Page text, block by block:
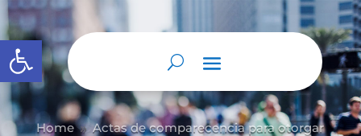
Abrir barra de herramientas
Home 9 Actas de comparecencia para otorgar